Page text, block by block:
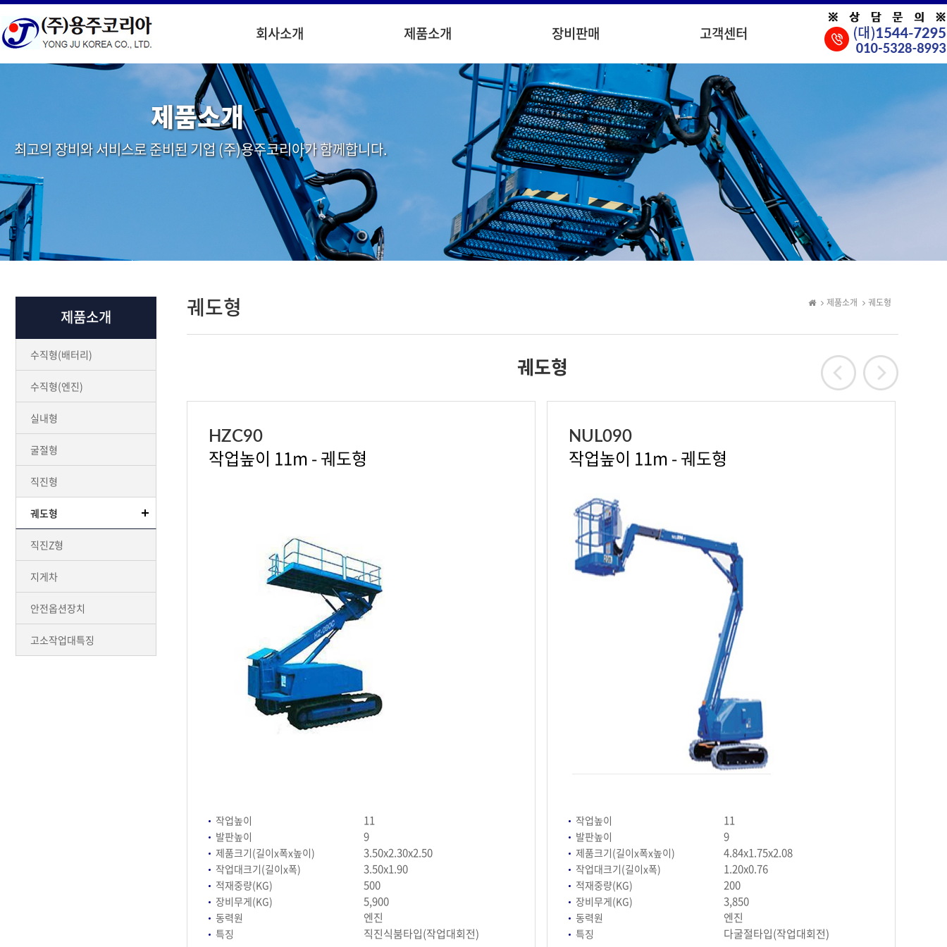
회사소개 제품소개 장비판매 고객센터
제품소개
최고의 장비와 서비스로 준비된 기업 (주)용주코리아가 함께합니다.
제품소개
수직형(배터리)
수직형(엔진)
실내형
굴절형
직진형
궤도형
직진Z형
지게차
안전옵션장치
고소작업대특징
궤도형 제품소개 궤도형
궤도형
HZC90
작업높이 11m - 궤도형
작업높이 11
발판높이 9
제품크기(길이x폭x높이) 3.50x2.30x2.50
작업대크기(길이x폭) 3.50x1.90
적재중량(KG) 500
장비무게(KG) 5,900
동력원 엔진
특징 직진식붐타입(작업대회전)
NUL090
작업높이 11m - 궤도형
작업높이 11
발판높이 9
제품크기(길이x폭x높이) 4.84x1.75x2.08
작업대크기(길이x폭) 1.20x0.76
적재중량(KG) 200
장비무게(KG) 3,850
동력원 엔진
특징 다굴절타입(작업대회전)